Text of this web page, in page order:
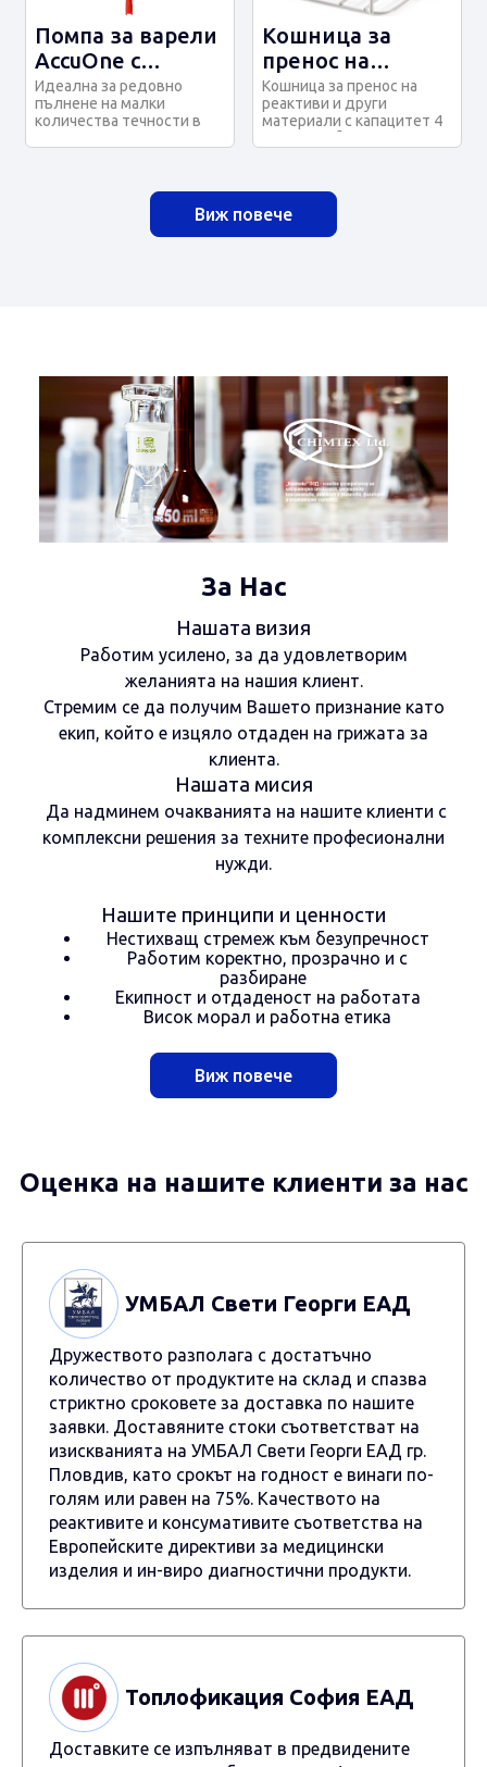
Помпа за варели
AccuOne с
батерии
Идеална за редовно
пълнене на малки
количества течности в
Кошница за
пренос на
реактиви -
метална
Кошница за пренос на
реактиви и други
материали с капацитет 4
Виж повече
За Нас
Нашата визия
Работим усилено, за да удовлетворим
желанията на нашия клиент.
Стремим се да получим Вашето признание като
екип, който е изцяло отдаден на грижата за
клиента.
Нашата мисия
Да надминем очакванията на нашите клиенти с
комплексни решения за техните професионални
нужди.
Нашите принципи и ценности
Нестихващ стремеж към безупречност
Работим коректно, прозрачно и с
разбиране
Екипност и отдаденост на работата
Висок морал и работна етика
Виж повече
Оценка на нашите клиенти за нас
УМБАЛ Свети Георги ЕАД
Дружеството разполага с достатъчно
количество от продуктите на склад и спазва
стриктно сроковете за доставка по нашите
заявки. Доставяните стоки съответстват на
изискванията на УМБАЛ Свети Георги ЕАД гр.
Пловдив, като срокът на годност е винаги по-
голям или равен на 75%. Качеството на
реактивите и консумативите съответства на
Европейските директиви за медицински
изделия и ин-виро диагностични продукти.
Топлофикация София ЕАД
Доставките се изпълняват в предвидените